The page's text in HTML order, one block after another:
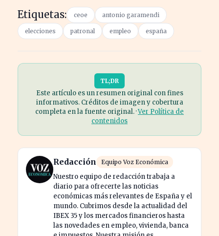
Etiquetas: ceoe antonio garamendi
elecciones patronal empleo españa
TL;DR
Este artículo es un resumen original con fines
informativos. Créditos de imagen y cobertura
completa en la fuente original. ·Ver Política de
contenidos
Redacción Equipo Voz Económica
Nuestro equipo de redacción trabaja a
diario para ofrecerte las noticias
económicas más relevantes de España y el
mundo. Cubrimos desde la actualidad del
IBEX 35 y los mercados financieros hasta
las novedades en empleo, vivienda, banca